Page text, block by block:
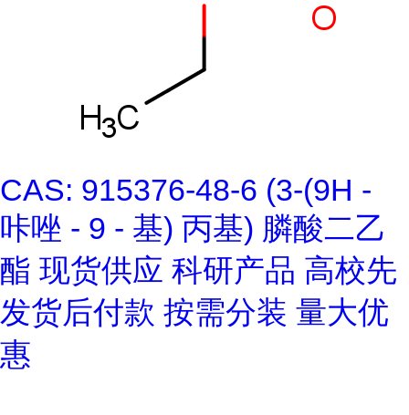
CAS: 915376-48-6 (3-(9H -
咔唑 - 9 - 基) 丙基) 膦酸二乙
酯 现货供应 科研产品 高校先
发货后付款 按需分装 量大优
惠